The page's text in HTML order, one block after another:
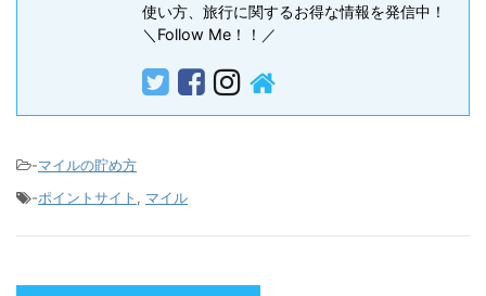
使い方、旅行に関するお得な情報を発信中！
＼Follow Me！！／
-マイルの貯め方
-ポイントサイト , マイル